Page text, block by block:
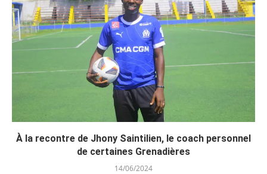
À la recontre de Jhony Saintilien, le coach personnel
de certaines Grenadières
14/06/2024